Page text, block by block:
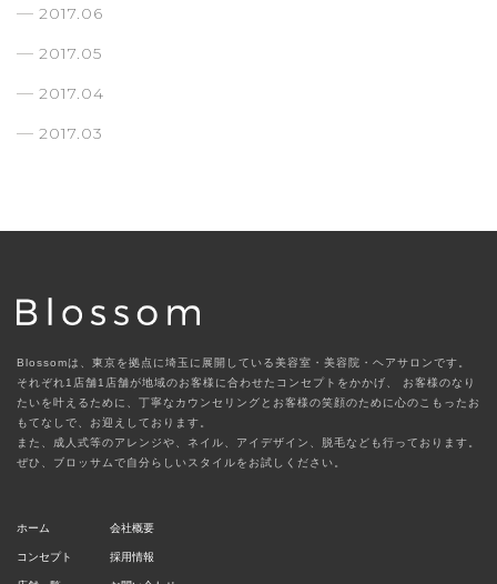
2017.06
2017.05
2017.04
2017.03
Blossomは、東京を拠点に埼玉に展開している美容室・美容院・ヘアサロンです。
それぞれ1店舗1店舗が地域のお客様に合わせたコンセプトをかかげ、
お客様のなり
たいを叶えるために、丁寧なカウンセリングとお客様の笑顔のために心のこもったお
もてなしで、お迎えしております。
また、成人式等のアレンジや、ネイル、アイデザイン、脱毛なども行っております。
ぜひ、ブロッサムで自分らしいスタイルをお試しください。
ホーム
コンセプト
会社概要
採用情報